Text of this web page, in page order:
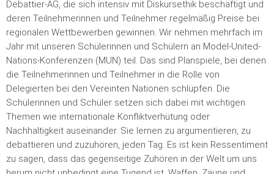
Debattier-AG, die sich intensiv mit Diskursethik beschäftigt und
deren Teilnehmerinnen und Teilnehmer regelmäßig Preise bei
regionalen Wettbewerben gewinnen. Wir nehmen mehrfach im
Jahr mit unseren Schülerinnen und Schülern an Model-United-
Nations-Konferenzen (MUN) teil. Das sind Planspiele, bei denen
die Teilnehmerinnen und Teilnehmer in die Rolle von
Delegierten bei den Vereinten Nationen schlüpfen. Die
Schülerinnen und Schüler setzen sich dabei mit wichtigen
Themen wie internationale Konfliktverhütung oder
Nachhaltigkeit auseinander. Sie lernen zu argumentieren, zu
debattieren und zuzuhören, jeden Tag. Es ist kein Ressentiment
zu sagen, dass das gegenseitige Zuhören in der Welt um uns